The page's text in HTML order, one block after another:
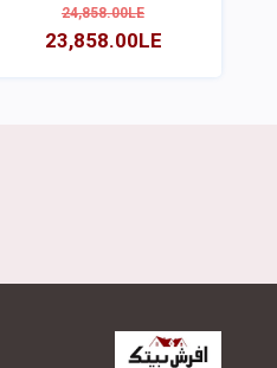
24,858.00LE
23,858.00LE